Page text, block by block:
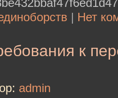
| Нет
к
admin